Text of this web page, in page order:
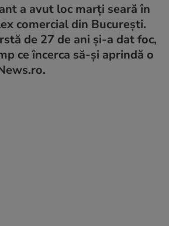
a avut loc marți seară în
comercial din București.
de 27 de ani și-a dat foc,
ce încerca să-și aprindă o